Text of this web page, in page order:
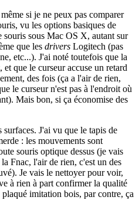
si je ne peux pas comparer
vu les options basiques de
sous Mac OS X, autant sur
que les drivers Logitech (pas
etc...). J'ai noté toutefois que la
que le curseur accuse un retard
des fois (ça a l'air de rien,
le curseur n'est pas à l'endroit où
Mais bon, si ça économise des
J'ai vu que le tapis de
: les mouvements sont
souris optique dessus (je vais
Fnac, l'air de rien, c'est un des
Je vais le nettoyer pour voir,
à rien à part confirmer la qualité
imitation bois, par contre, ça